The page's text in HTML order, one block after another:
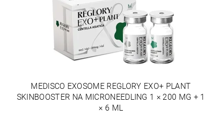
MEDISCO EXOSOME REGLORY EXO+ PLANT
SKINBOOSTER NA MICRONEEDLING 1 × 200 MG + 1
× 6 ML